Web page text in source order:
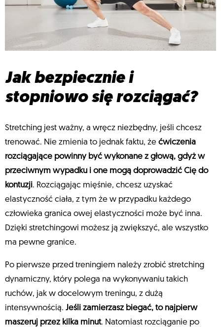
Jak bezpiecznie i
stopniowo się rozciągać?
Stretching jest ważny, a wręcz niezbędny, jeśli chcesz
trenować. Nie zmienia to jednak faktu, że ćwiczenia
rozciągające powinny być wykonane z głową, gdyż w
przeciwnym wypadku i one mogą doprowadzić Cię do
kontuzji. Rozciągając mięśnie, chcesz uzyskać
elastyczność ciała, z tym że w przypadku każdego
człowieka granica owej elastyczności może być inna.
Dzięki stretchingowi możesz ją zwiększyć, ale wszystko
ma pewne granice.
Po pierwsze przed treningiem należy zrobić stretching
dynamiczny, który polega na wykonywaniu takich
ruchów, jak w docelowym treningu, z dużą
intensywnością. Jeśli zamierzasz biegać, to najpierw
maszeruj przez kilka minut. Natomiast rozciąganie po